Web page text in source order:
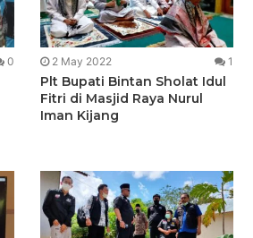
0 2 May 2022 1
Plt Bupati Bintan Sholat Idul
Fitri di Masjid Raya Nurul
Iman Kijang